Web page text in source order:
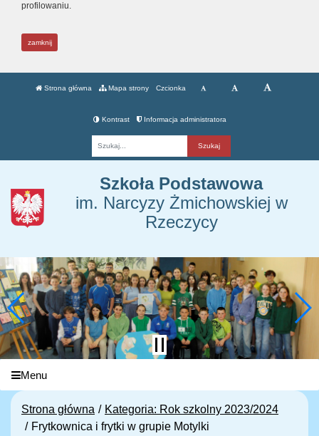
profilowaniu.
zamknij
Strona główna Mapa strony Czcionka
Kontrast Informacja administratora
Szkoła Podstawowa
im. Narcyzy Żmichowskiej w
Rzeczycy
Menu
Strona główna
Kategoria: Rok szkolny 2023/2024
Frytkownica i frytki w grupie Motylki